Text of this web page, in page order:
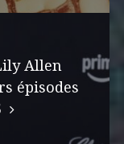
Allen
épisodes